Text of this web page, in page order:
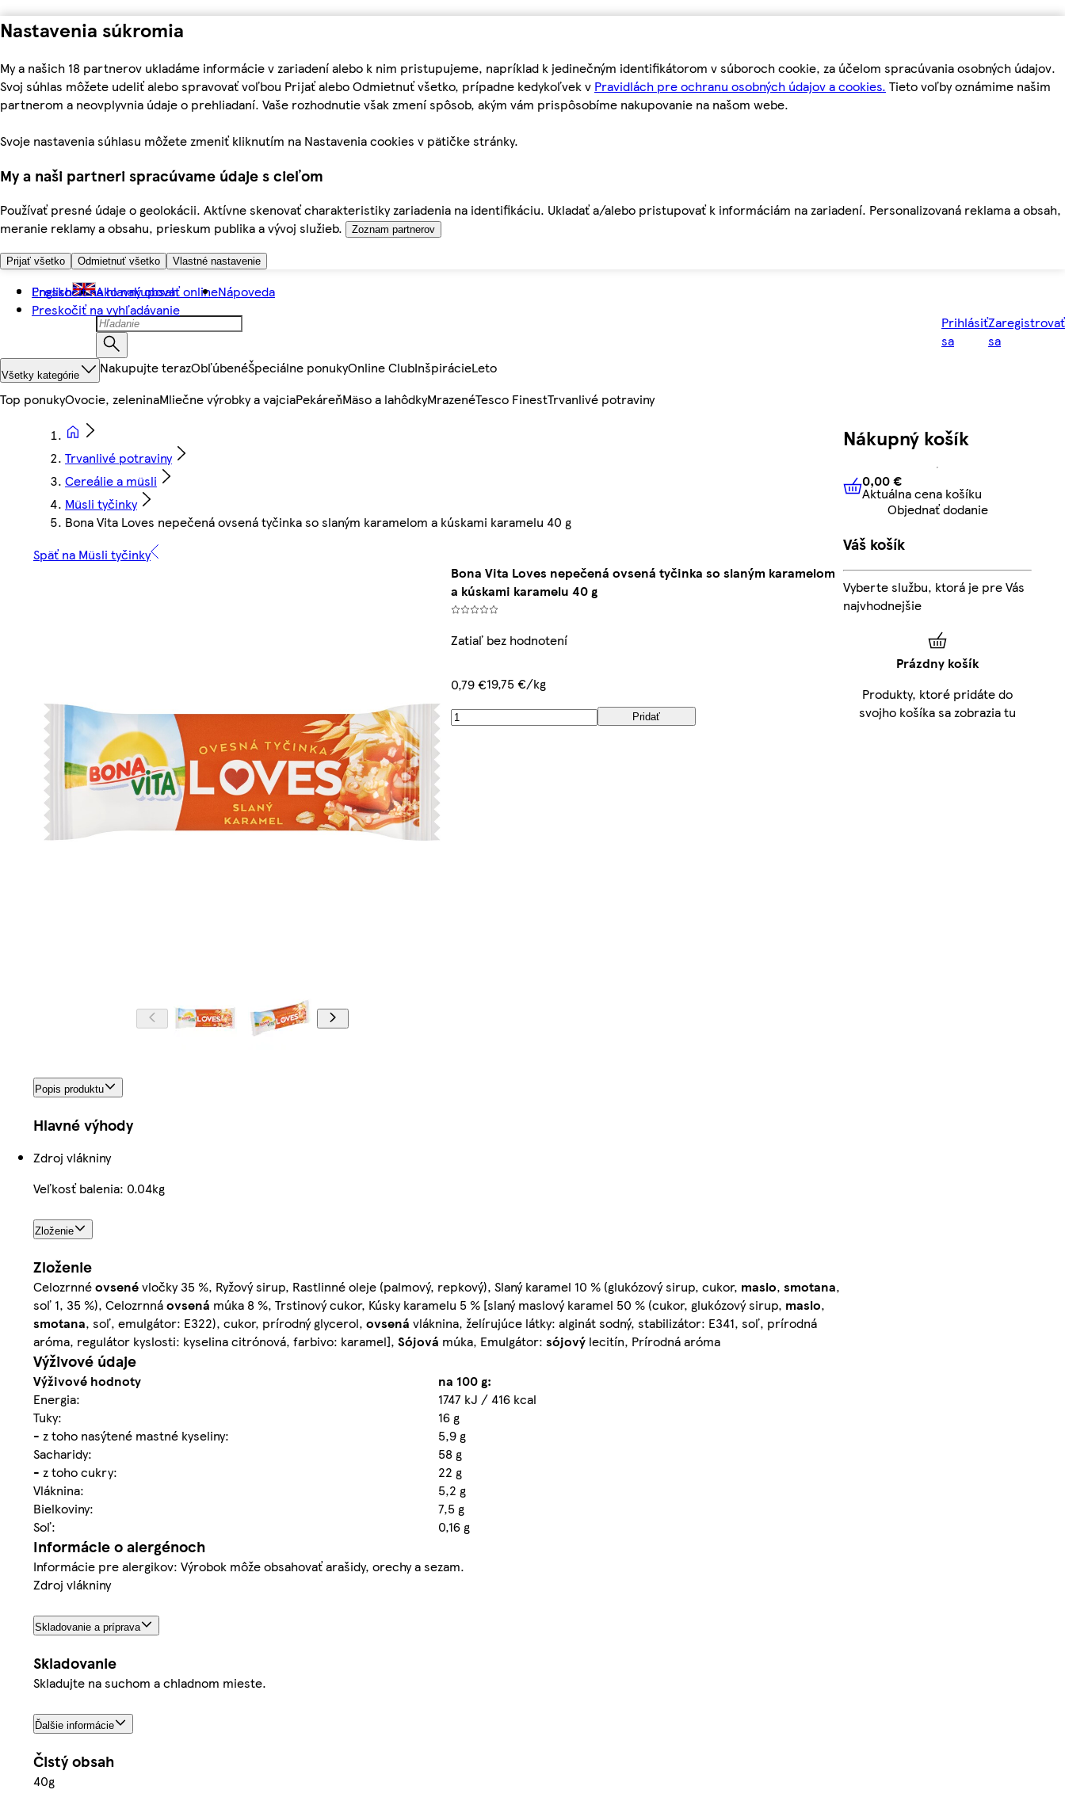
Nastavenia súkromia
My a našich 18 partnerov ukladáme informácie v zariadení alebo k nim pristupujeme, napríklad k jedinečným identifikátorom v súboroch cookie, za účelom spracúvania osobných údajov.
Svoj súhlas môžete udeliť alebo spravovať voľbou Prijať alebo Odmietnuť všetko, prípadne kedykoľvek v Pravidlách pre ochranu osobných údajov a cookies. Tieto voľby oznámime našim
partnerom a neovplyvnia údaje o prehliadaní. Vaše rozhodnutie však zmení spôsob, akým vám prispôsobíme nakupovanie na našom webe.
Svoje nastavenia súhlasu môžete zmeniť kliknutím na Nastavenia cookies v pätičke stránky.
My a naši partneri spracúvame údaje s cieľom
Používať presné údaje o geolokácii. Aktívne skenovať charakteristiky zariadenia na identifikáciu. Ukladať a/alebo pristupovať k informáciám na zariadení. Personalizovaná reklama a obsah,
meranie reklamy a obsahu, prieskum publika a vývoj služieb.
Zoznam partnerov
Prijať všetko Odmietnuť všetko Vlastné nastavenie
Preskočiť na hlavný obsah
Preskočiť na vyhľadávanie
English Ako nakupovať onlineNápoveda
Prihlásiť
sa
Zaregistrovať
sa
Všetky kategórie Nakupujte terazObľúbenéŠpeciálne ponukyOnline ClubInšpirácieLeto
Top ponukyOvocie, zeleninaMliečne výrobky a vajciaPekáreňMäso a lahôdkyMrazenéTesco FinestTrvanlivé potraviny
Trvanlivé potraviny
Cereálie a müsli
Müsli tyčinky
Bona Vita Loves nepečená ovsená tyčinka so slaným karamelom a kúskami karamelu 40 g
Späť na Müsli tyčinky
Bona Vita Loves nepečená ovsená tyčinka so slaným karamelom
a kúskami karamelu 40 g
Zatiaľ bez hodnotení
0,79 €19,75 €/kg
Pridať
Popis produktu
Hlavné výhody
Zdroj vlákniny
Veľkosť balenia: 0.04kg
Zloženie
Zloženie
Celozrnnéovsenévločky 35 %, Ryžový sirup, Rastlinné oleje (palmový, repkový), Slaný karamel 10 % (glukózový sirup, cukor, maslo, smotana,
soľ 1, 35 %), Celozrnnáovsená múka 8 %, Trstinový cukor, Kúsky karamelu 5 % [slaný maslový karamel 50 % (cukor, glukózový sirup, maslo,
smotana, soľ, emulgátor: E322), cukor, prírodný glycerol, ovsená vláknina, želírujúce látky: alginát sodný, stabilizátor: E341, soľ, prírodná
aróma, regulátor kyslosti: kyselina citrónová, farbivo: karamel], Sójová múka, Emulgátor: sójový lecitín, Prírodná aróma
Výživové údaje
Výživové hodnoty
na 100 g:
Energia:
1747 kJ / 416 kcal
Tuky:
16 g
- z toho nasýtené mastné kyseliny:
5,9 g
Sacharidy:
58 g
- z toho cukry:
22 g
Vláknina:
5,2 g
Bielkoviny:
7,5 g
Soľ:
0,16 g
Informácie o alergénoch
Informácie pre alergikov: Výrobok môže obsahovať arašidy, orechy a sezam.
Zdroj vlákniny
Skladovanie a príprava
Skladovanie
Skladujte na suchom a chladnom mieste.
Ďalšie informácie
Čistý obsah
40g
Nákupný košík
0,00 € Aktuálna cena košíku
0,00 €
Aktuálna cena košíku
Objednať dodanie
Váš košík
Vyberte službu, ktorá je pre Vás
najvhodnejšie
Prázdny košík
Produkty, ktoré pridáte do
svojho košíka sa zobrazia tu